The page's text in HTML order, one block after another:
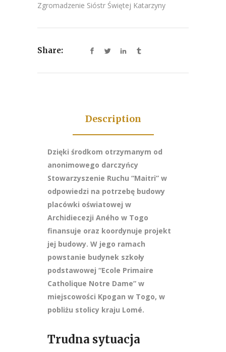
Zgromadzenie Sióstr Świętej Katarzyny
Share:
Description
Dzięki środkom otrzymanym od
anonimowego darczyńcy
Stowarzyszenie Ruchu “Maitri” w
odpowiedzi na potrzebę budowy
placówki oświatowej w
Archidiecezji Aného w Togo
finansuje oraz koordynuje projekt
jej budowy. W jego ramach
powstanie budynek szkoły
podstawowej “Ecole Primaire
Catholique Notre Dame” w
miejscowości Kpogan w Togo, w
pobliżu stolicy kraju Lomé.
Trudna sytuacja